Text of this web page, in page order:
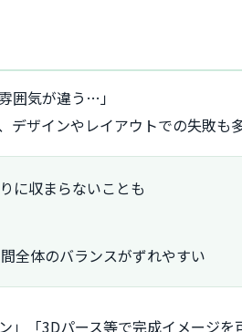
囲気が違う…」
ザインやレイアウトでの失敗も多
に収まらないことも
全体のバランスがずれやすい
「3Dパース等で完成イメージを